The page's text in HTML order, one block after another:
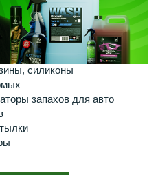
силиконы
запахов для авто